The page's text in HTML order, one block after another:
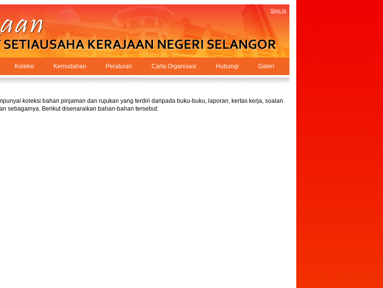
Sign In
Koleksi Kemudahan Peraturan Carta Organisasi Hubungi Galeri
koleksi bahan pinjaman dan rujukan yang terdiri daripada buku-buku, laporan, kertas kerja, soalan
sebagainya. Berikut disenaraikan bahan-bahan tersebut: